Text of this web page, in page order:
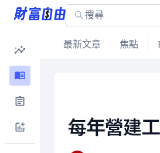
最新文章 焦點
每年營建